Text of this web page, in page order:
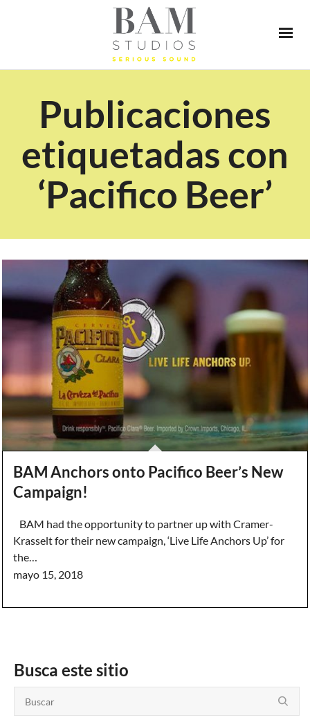
Publicaciones
etiquetadas con
‘Pacifico Beer’
BAM Anchors onto Pacifico Beer’s New
Campaign!
BAM had the opportunity to partner up with Cramer-
Krasselt for their new campaign, ‘Live Life Anchors Up’ for
the…
mayo 15, 2018
Busca este sitio